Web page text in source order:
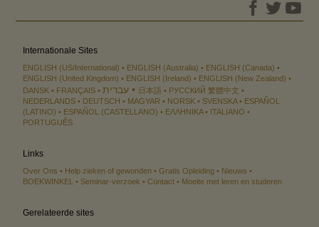
Internationale Sites
ENGLISH (US/International) ENGLISH (Australia)
ENGLISH (Canada)
ENGLISH (United Kingdom)
ENGLISH (Ireland)
ENGLISH (New Zealand)
DANSK
FRANÇAIS עברית 日本語 РУССКИЙ 繁體中文
NEDERLANDS
DEUTSCH MAGYAR NORSK SVENSKA
ESPAÑOL
(LATINO)
ESPAÑOL (CASTELLANO) ΕΛΛΗΝΙΚA
ITALIANO
PORTUGUÊS
Links
Over Ons Help zieken of gewonden Gratis Opleiding
Nieuws
BOEKWINKEL
Seminar-verzoek Contact Moeite met leren en studeren
Gerelateerde sites